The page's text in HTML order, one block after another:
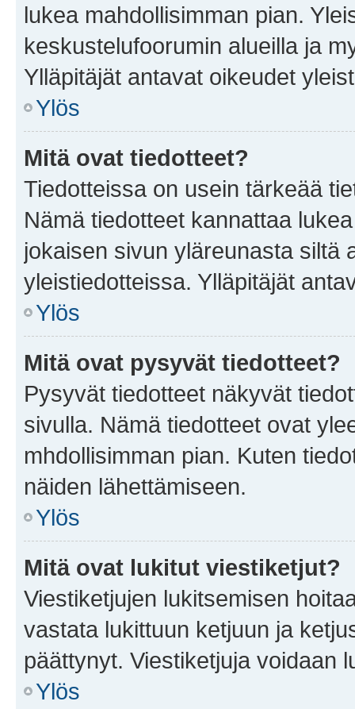
lukea mahdollisimman pian.
keskustelufoorumin alueilla ja
Ylläpitäjät antavat oikeudet
Ylös
Mitä ovat tiedotteet?
Tiedotteissa on usein tärkeää
Nämä tiedotteet kannattaa
jokaisen sivun yläreunasta siltä
yleistiedotteissa. Ylläpitäjät
Ylös
Mitä ovat pysyvät tiedotteet?
Pysyvät tiedotteet näkyvät
sivulla. Nämä tiedotteet ovat
mhdollisimman pian. Kuten
näiden lähettämiseen.
Ylös
Mitä ovat lukitut viestiketjut?
Viestiketjujen lukitsemisen
vastata lukittuun ketjuun ja
päättynyt. Viestiketjuja voidaan
Ylös